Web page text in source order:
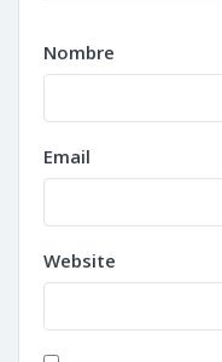
Nombre
Email
Website